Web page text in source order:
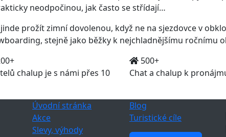
neodpočinou, jak často se střídají…
prožít zimní dovolenou, když ne na sjezdovce v
stejně jako běžky k nejchladnějšímu ročnímu
chalup je s námi přes 10
500+
Chat a chalup k
Úvodní stránka
Akce
Slevy, výhody
Blog
Turistické cíle